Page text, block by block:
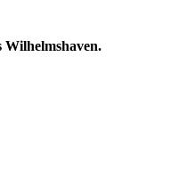
Wilhelmshaven.